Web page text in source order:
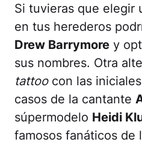
Si tuvieras que elegir
en tus herederos
Drew Barrymore y
sus nombres. Otra
tattoocon las
casos de la cantante
súpermodelo Heidi
famosos fanáticos de